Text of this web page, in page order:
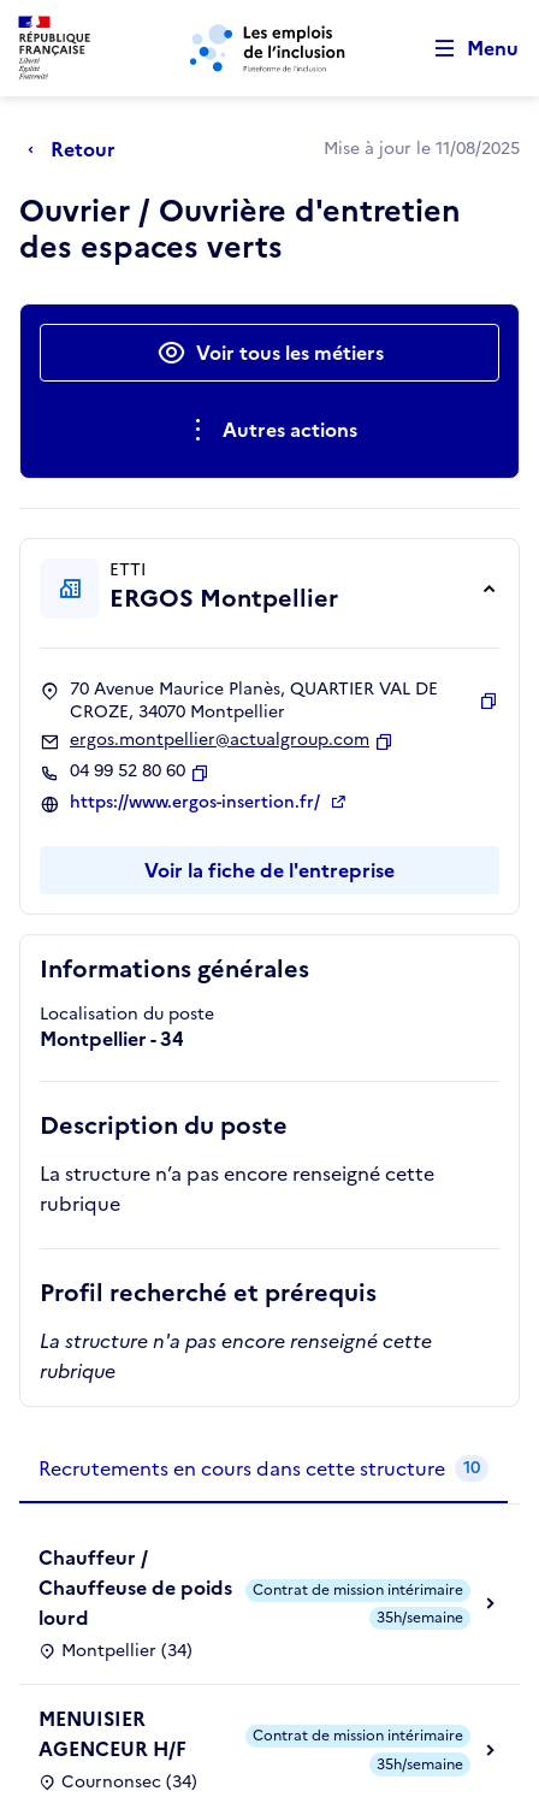
Aller au menu principal Aller au contenu principal
Menu
Retour Mise à jour le 11/08/2025
Ouvrier / Ouvrière d'entretien
des espaces verts
Actions rapidesVoir tous les métiers
Autres actions
Informations générales
Localisation du poste
Montpellier - 34
Description du poste
La structure n’a pas encore renseigné cette
rubrique
Profil recherché et prérequis
La structure n'a pas encore renseigné cette
rubrique
ETTI
ERGOS Montpellier
70 Avenue Maurice Planès, QUARTIER VAL DE
CROZE, 34070 Montpellier
ergos.montpellier@actualgroup.com
04 99 52 80 60
Copier
https://www.ergos-insertion.fr/
Voir la fiche de l'entreprise
Recrutements en cours dans cette structure 10
Chauffeur /
Chauffeuse de poids
lourd
Montpellier (34)
Contrat de mission intérimaire
35h/semaine
MENUISIER
AGENCEUR H/F
Cournonsec (34)
Contrat de mission intérimaire
35h/semaine
Retour au début de la page
Panneau de gestion des cookies